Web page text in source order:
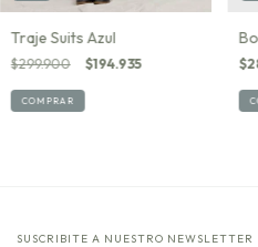
Traje Suits Azul
$299.900 $194.935
COMPRAR
SUSCRIBITE A NUESTRO NEWSLETTER